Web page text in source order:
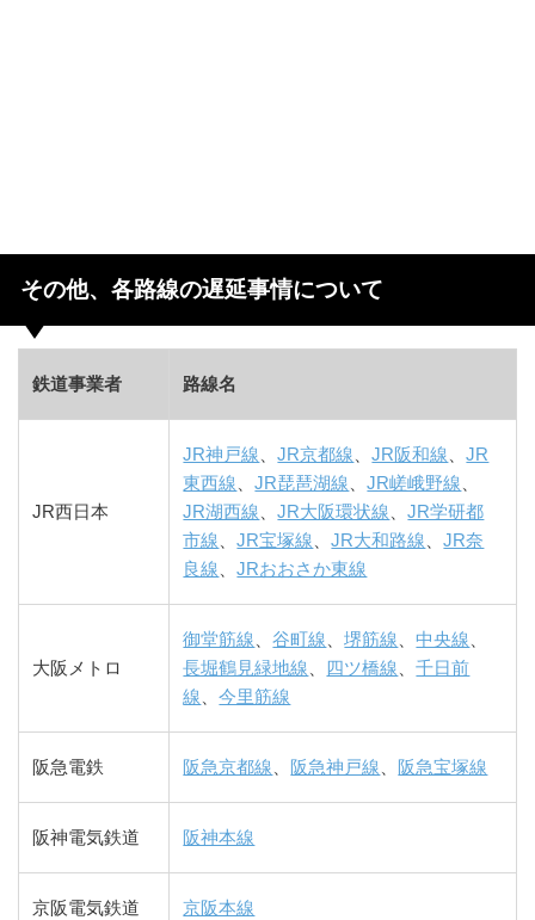
その他、各路線の遅延事情について
鉄道事業者 路線名
JR西日本
JR神戸線 、JR京都線 、JR阪和線 、JR
東西線 、JR琵琶湖線 、JR嵯峨野線
JR湖西線 、JR大阪環状線 、JR学研都
市線 、JR宝塚線 、JR大和路線 、JR奈
良線 、JRおおさか東線
大阪メトロ
御堂筋線 、谷町線 、堺筋線 、中央線
長堀鶴見緑地線
四ツ橋線 、千日前
線 、今里筋線
阪急電鉄 阪急京都線 阪急神戸線 阪急宝塚線
阪神電気鉄道 阪神本線
京阪電気鉄道 京阪本線